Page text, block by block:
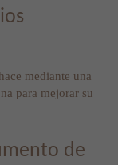
mediante una
para mejorar su
de